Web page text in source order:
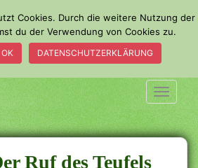
Ruf des Teufels
Cookies. Durch die weitere Nutzung der
du der Verwendung von Cookies zu.
OK DATENSCHUTZERKLÄRUNG